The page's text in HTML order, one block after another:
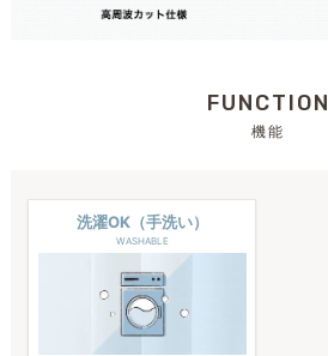
FUNCTION
機能
洗濯OK（手洗い）
WASHABLE